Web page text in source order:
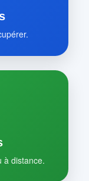
à distance.